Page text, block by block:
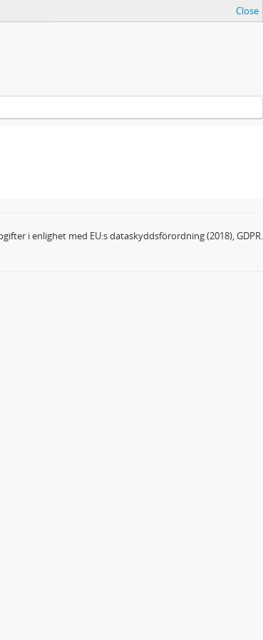
Close
i enlighet med EU:s dataskyddsförordning (2018), GDPR.